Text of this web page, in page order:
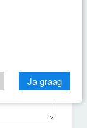
Ja graag